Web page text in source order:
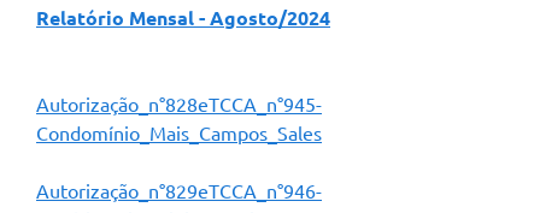
Procuradoria do Município de Valinhos
Vagas de emprego no PAT Valinhos
Contratos
Relatório Mensal - Agosto/2024
Autorização_n°828eTCCA_n°945-
Condomínio_Mais_Campos_Sales
Autorização_n°829eTCCA_n°946-